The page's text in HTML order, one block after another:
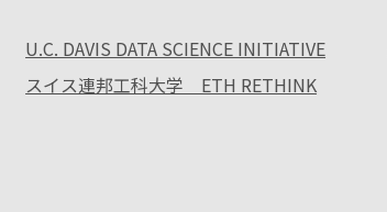
U.C. DAVIS DATA SCIENCE INITIATIVE
スイス連邦工科大学 ETH RETHINK